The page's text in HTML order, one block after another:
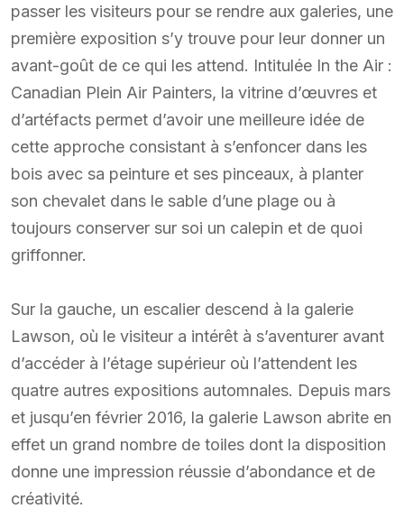
passer les visiteurs pour se rendre aux galeries, une
première exposition s’y trouve pour leur donner un
avant-goût de ce qui les attend. Intitulée In the Air :
Canadian Plein Air Painters, la vitrine d’œuvres et
d’artéfacts permet d’avoir une meilleure idée de
cette approche consistant à s’enfoncer dans les
bois avec sa peinture et ses pinceaux, à planter
son chevalet dans le sable d’une plage ou à
toujours conserver sur soi un calepin et de quoi
griffonner.
Sur la gauche, un escalier descend à la galerie
Lawson, où le visiteur a intérêt à s’aventurer avant
d’accéder à l’étage supérieur où l’attendent les
quatre autres expositions automnales. Depuis mars
et jusqu’en février 2016, la galerie Lawson abrite en
effet un grand nombre de toiles dont la disposition
donne une impression réussie d’abondance et de
créativité.